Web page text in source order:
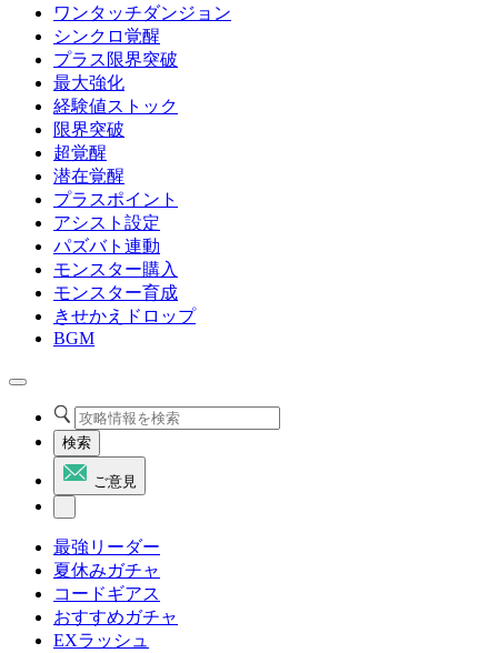
ワンタッチダンジョン
シンクロ覚醒
プラス限界突破
最大強化
経験値ストック
限界突破
超覚醒
潜在覚醒
プラスポイント
アシスト設定
パズバト連動
モンスター購入
モンスター育成
きせかえドロップ
BGM
検索
ご意見
最強リーダー
夏休みガチャ
コードギアス
おすすめガチャ
EXラッシュ